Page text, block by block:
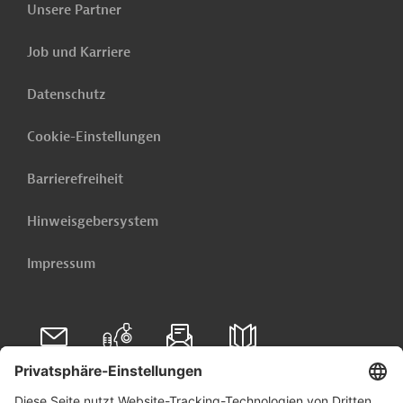
Unsere Partner
Job und Karriere
Datenschutz
Cookie-Einstellungen
Barrierefreiheit
Hinweisgebersystem
Impressum